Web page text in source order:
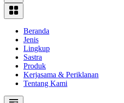
Beranda
Jenis
Lingkup
Sastra
Produk
Kerjasama & Periklanan
Tentang Kami